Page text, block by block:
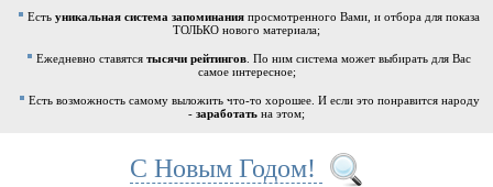
Есть уникальная система запоминания просмотренного Вами, и отбора для показа
ТОЛЬКО нового материала;
Ежедневно ставятся тысячи рейтингов . По ним система может выбирать для Вас
самое интересное;
Есть возможность самому выложить что-то хорошее. И если это понравится народу
- заработать на этом;
С Новым Годом!